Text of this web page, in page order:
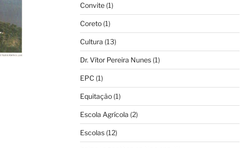
Convite(1)
Coreto(1)
Cultura (13)
Dr. Vítor Pereira Nunes(1)
EPC (1)
Equitação(1)
Escola Agrícola (2)
Escolas(12)